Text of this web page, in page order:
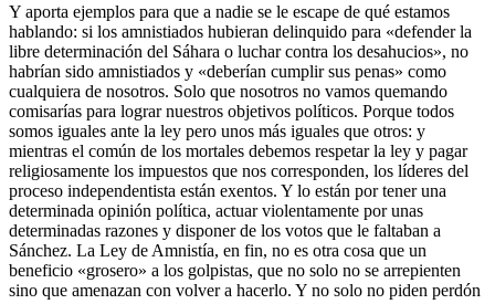
Y aporta ejemplos para que a nadie se le escape de qué estamos
hablando: si los amnistiados hubieran delinquido para «defender la
libre determinación del Sáhara o luchar contra los desahucios», no
habrían sido amnistiados y «deberían cumplir sus penas» como
cualquiera de nosotros. Solo que nosotros no vamos quemando
comisarías para lograr nuestros objetivos políticos. Porque todos
somos iguales ante la ley pero unos más iguales que otros: y
mientras el común de los mortales debemos respetar la ley y pagar
religiosamente los impuestos que nos corresponden, los líderes del
proceso independentista están exentos. Y lo están por tener una
determinada opinión política, actuar violentamente por unas
determinadas razones y disponer de los votos que le faltaban a
Sánchez. La Ley de Amnistía, en fin, no es otra cosa que un
beneficio «grosero» a los golpistas, que no solo no se arrepienten
sino que amenazan con volver a hacerlo. Y no solo no piden perdón